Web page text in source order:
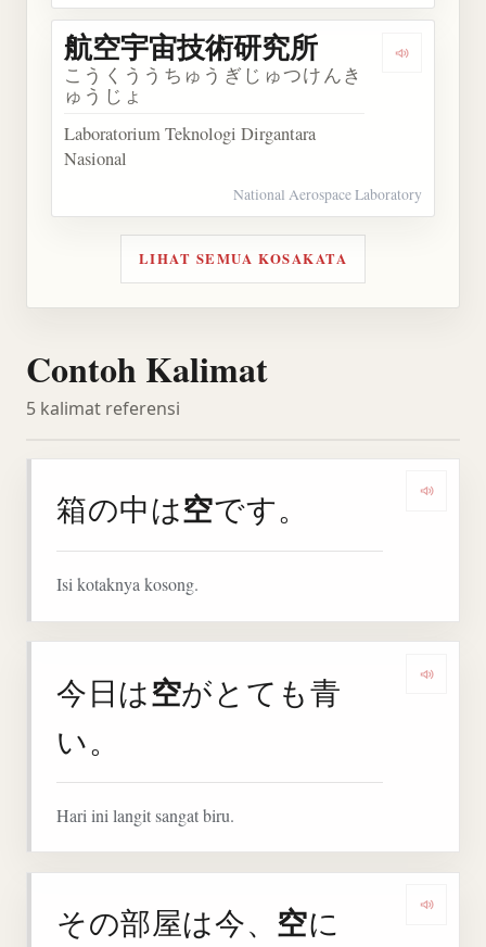
Dengarkan
航空宇宙技術研究所
こうくううちゅうぎじゅつけんき
ゅうじょ
Laboratorium Teknologi Dirgantara
Nasional
National Aerospace Laboratory
LIHAT SEMUA KOSAKATA
Contoh Kalimat
5 kalimat referensi
箱の中は空です。
Isi kotaknya kosong.
今日は空がとても青
い。
Hari ini langit sangat biru.
その部屋は今、 空に